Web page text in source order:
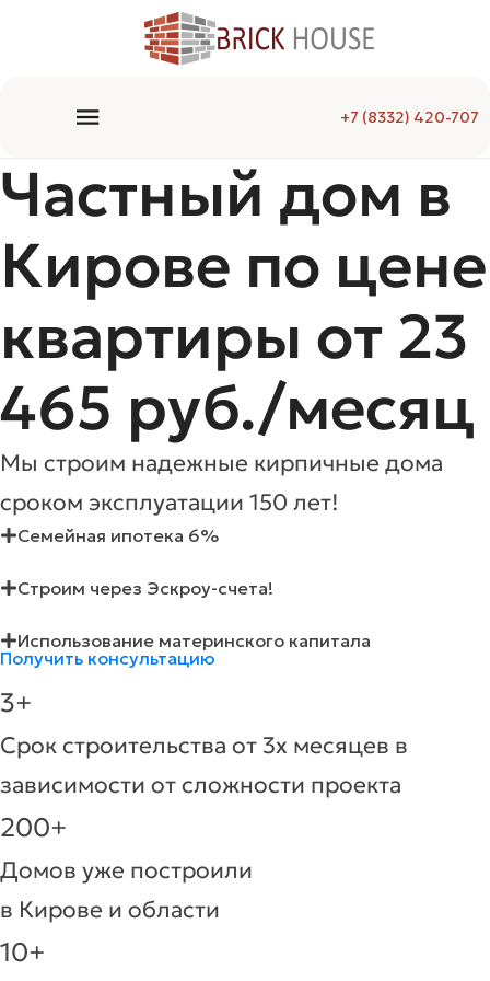
+7 (8332) 420-707
Частный дом в
Кирове по цене
квартиры от 23
465 руб./месяц
Мы строим надежные кирпичные дома
сроком эксплуатации 150 лет!
Семейная ипотека 6%
Строим через Эскроу-счета!
Использование материнского капитала
Получить консультацию
3+
Срок строительства от 3х месяцев в
зависимости от сложности проекта
200+
Домов уже построили
в Кирове и области
10+